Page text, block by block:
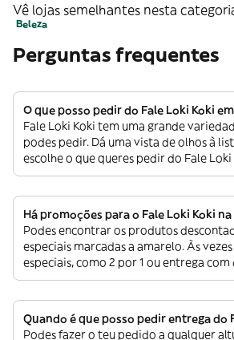
Vê lojas semelhantes nesta
Beleza
Perguntas frequentes
O que posso pedir do Fale Loki Koki
Fale Loki Koki tem uma grande
podes pedir. Dá uma vista de olhos à
escolhe o que queres pedir do Fale Loki
Há promoções para o Fale Loki Koki
Podes encontrar os produtos
especiais marcadas a amarelo. Às
especiais, como 2 por 1 ou entrega
Quando é que posso pedir entrega do
Podes fazer o teu pedido a qualquer